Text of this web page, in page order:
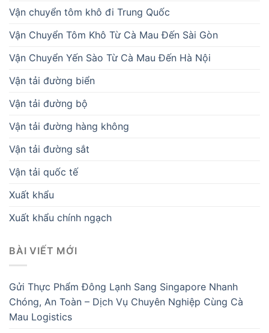
Vận chuyển tôm khô đi Trung Quốc
Vận Chuyển Tôm Khô Từ Cà Mau Đến Sài Gòn
Vận Chuyển Yến Sào Từ Cà Mau Đến Hà Nội
Vận tải đường biển
Vận tải đường bộ
Vận tải đường hàng không
Vận tải đường sắt
Vận tải quốc tế
Xuất khẩu
Xuất khẩu chính ngạch
BÀI VIẾT MỚI
Gửi Thực Phẩm Đông Lạnh Sang Singapore Nhanh
Chóng, An Toàn – Dịch Vụ Chuyên Nghiệp Cùng Cà
Mau Logistics